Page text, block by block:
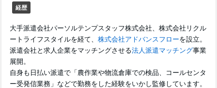
経歴
大手派遣会社パーソルテンプスタッフ株式会社、株式会社リクル
ートライフスタイルを経て、 株式会社アドバンスフローを設立。
派遣会社と求人企業をマッチングさせる法人派遣マッチング事業
展開。
自身も日払い派遣で「農作業や物流倉庫での検品、コールセンタ
ー受発信業務」などで勤務をした経験をいかし監修しています。